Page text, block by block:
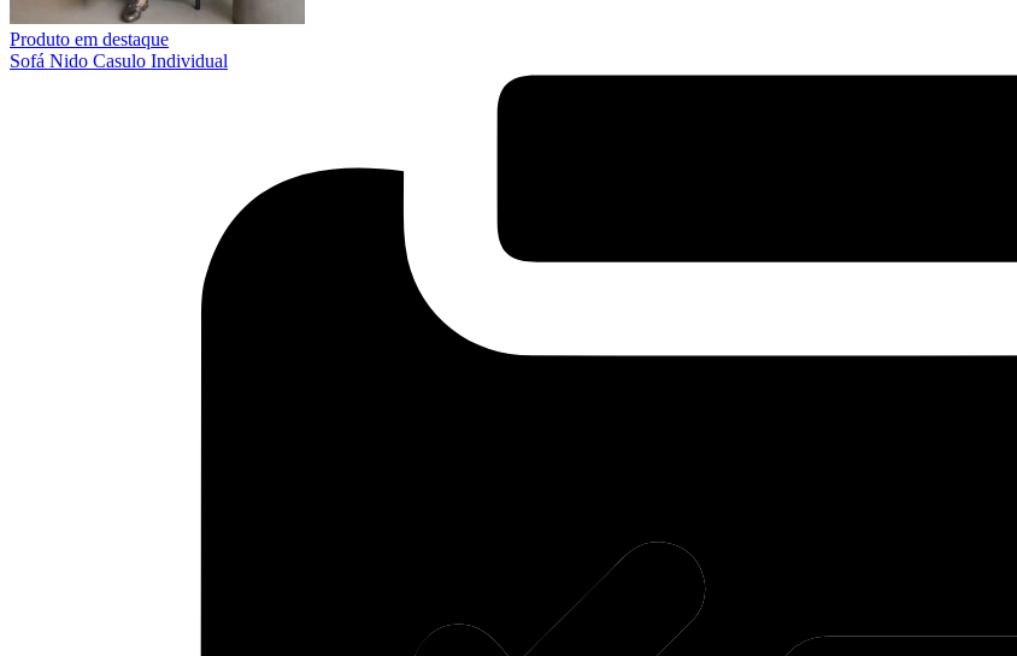
Produto em destaque
Sofá Nido Casulo Individual